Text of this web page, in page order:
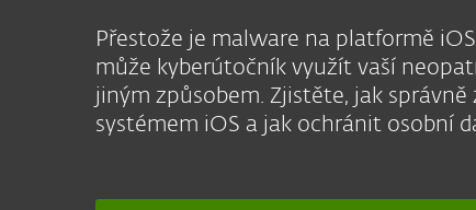
Přestože je malware na platformě
může kyberútočník využít vaší
jiným způsobem. Zjistěte, jak
systémem iOS a jak ochránit osobní